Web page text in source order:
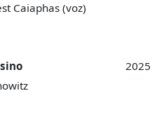
Caiaphas (voz)
2025